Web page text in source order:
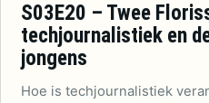
S03E20 – Twee
techjournalistiek en
jongens
Hoe is techjournalistiek